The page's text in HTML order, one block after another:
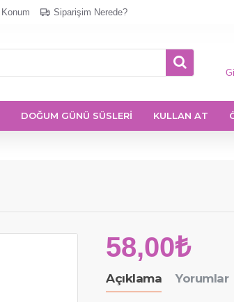
Konum Siparişim Nerede?
DOĞUM GÜNÜ SÜSLERİ KULLAN AT
Açıklama Yorumlar
58,00₺